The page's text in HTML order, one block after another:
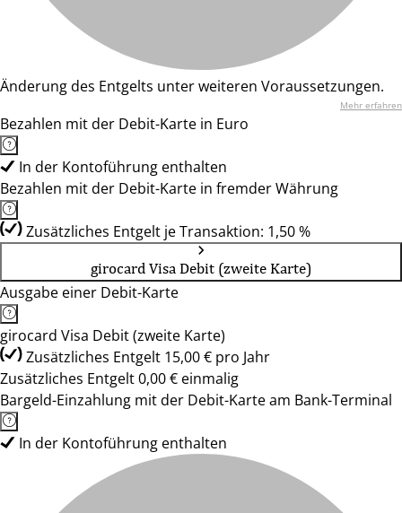
Änderung des Entgelts unter weiteren Voraussetzungen.
Mehr erfahren
Bezahlen mit der Debit-Karte in Euro
In der Kontoführung enthalten
Bezahlen mit der Debit-Karte in fremder Währung
Zusätzliches Entgelt je Transaktion: 1,50 %
girocard Visa Debit (zweite Karte)
Ausgabe einer Debit-Karte
girocard Visa Debit (zweite Karte)
Zusätzliches Entgelt 15,00 € pro Jahr
Zusätzliches Entgelt 0,00 € einmalig
Bargeld-Einzahlung mit der Debit-Karte am Bank-Terminal
In der Kontoführung enthalten